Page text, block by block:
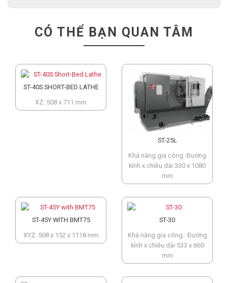
CÓ THỂ BẠN QUAN TÂM
ST-40S SHORT-BED LATHE
XZ: 508 x 711 mm
ST-25L
Khả năng gia công: Đường
kính x chiều dài 330 x 1080
mm
ST-45Y WITH BMT75
XYZ: 508 x 152 x 1118 mm
ST-30
Khả năng gia công : Đường
kính x chiều dài 533 x 660
mm